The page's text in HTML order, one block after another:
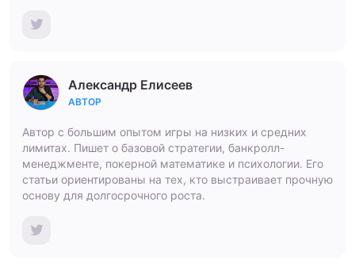
Александр Елисеев
АВТОР
Автор с большим опытом игры на низких и средних
лимитах. Пишет о базовой стратегии, банкролл-
менеджменте, покерной математике и психологии. Его
статьи ориентированы на тех, кто выстраивает прочную
основу для долгосрочного роста.